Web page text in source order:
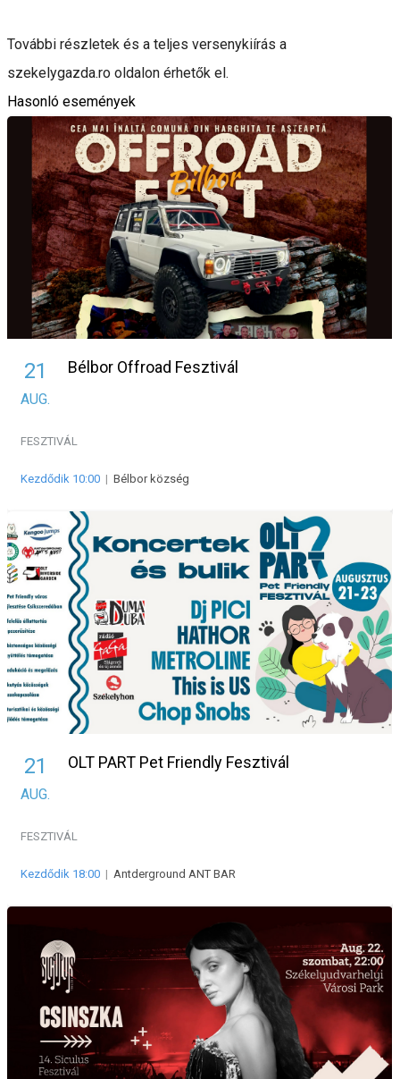
További részletek és a teljes versenykiírás a
szekelygazda.ro oldalon érhetők el.
Hasonló események
21
AUG.
Bélbor Offroad Fesztivál
FESZTIVÁL
Kezdődik 10:00 | Bélbor község
21
AUG.
OLT PART Pet Friendly Fesztivál
FESZTIVÁL
Kezdődik 18:00 | Antderground ANT BAR